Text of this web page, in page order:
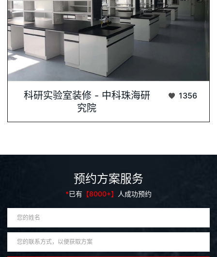
科研实验室装修 - 中科珠海研
究院
1356
预约方案服务
*已有 【8000+】 人成功预约